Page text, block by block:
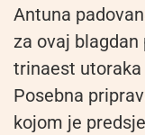
Antuna
za ovaj
trinaest utoraka
Posebna
kojom je